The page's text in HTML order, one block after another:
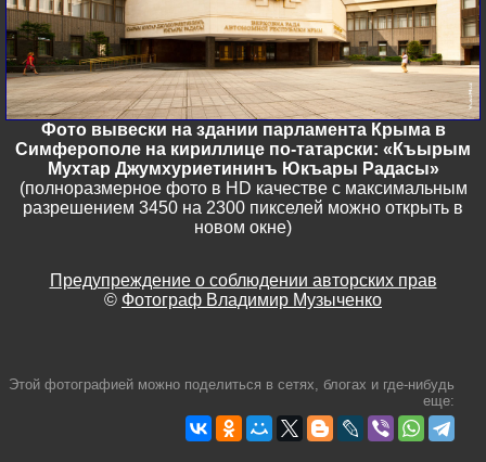
Фото вывески на здании парламента Крыма в
Симферополе на кириллице по-татарски: «Къырым
Мухтар Джумхуриетининъ Юкъары Радасы»
(полноразмерное фото в HD качестве с максимальным
разрешением 3450 на 2300 пикселей можно открыть в
новом окне)
Предупреждение о соблюдении авторских прав
© Фотограф Владимир Музыченко
Этой фотографией можно поделиться в сетях, блогах и где-нибудь
еще: